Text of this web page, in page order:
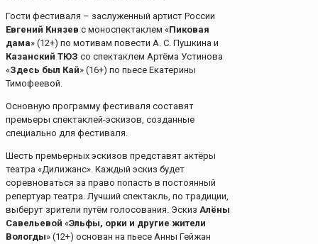
Гости фестиваля – заслуженный артист России
Евгений Князев с моноспектаклем «Пиковая
дама» (12+) по мотивам повести А. С. Пушкина и
Казанский ТЮЗ со спектаклем Артёма Устинова
«Здесь был Кай» (16+) по пьесе Екатерины
Тимофеевой.
Основную программу фестиваля составят
премьеры спектаклей-эскизов, созданные
специально для фестиваля.
Шесть премьерных эскизов представят актёры
театра «Дилижанс». Каждый эскиз будет
соревноваться за право попасть в постоянный
репертуар театра. Лучший спектакль, по традиции,
выберут зрители путём голосования. Эскиз Алёны
Савельевой «Эльфы, орки и другие жители
Вологды» (12+) основан на пьесе Анны Гейжан